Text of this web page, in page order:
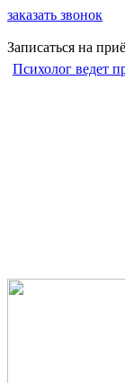
заказать звонок
Записаться на
Психолог ведет